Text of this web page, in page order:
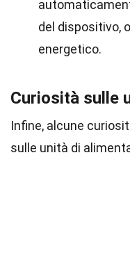
del dispositivo,
energetico.
Curiosità sulle
Infine, alcune
sulle unità di